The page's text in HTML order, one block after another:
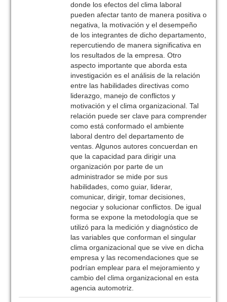
donde los efectos del clima laboral
pueden afectar tanto de manera positiva o
negativa, la motivación y el desempeño
de los integrantes de dicho departamento,
repercutiendo de manera significativa en
los resultados de la empresa. Otro
aspecto importante que aborda esta
investigación es el análisis de la relación
entre las habilidades directivas como
liderazgo, manejo de conflictos y
motivación y el clima organizacional. Tal
relación puede ser clave para comprender
como está conformado el ambiente
laboral dentro del departamento de
ventas. Algunos autores concuerdan en
que la capacidad para dirigir una
organización por parte de un
administrador se mide por sus
habilidades, como guiar, liderar,
comunicar, dirigir, tomar decisiones,
negociar y solucionar conflictos. De igual
forma se expone la metodología que se
utilizó para la medición y diagnóstico de
las variables que conforman el singular
clima organizacional que se vive en dicha
empresa y las recomendaciones que se
podrían emplear para el mejoramiento y
cambio del clima organizacional en esta
agencia automotriz.